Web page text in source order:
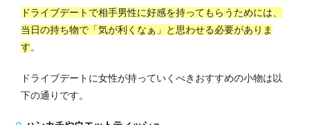
ドライブデートで相手男性に好感を持ってもらうためには、
当日の持ち物で「気が利くなぁ」と思わせる必要がありま
す。
ドライブデートに女性が持っていくべきおすすめの小物は以
下の通りです。